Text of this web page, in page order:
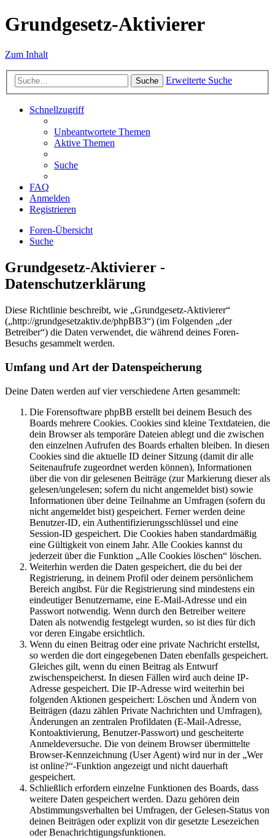
Grundgesetz-Aktivierer
Zum Inhalt
Suche Erweiterte Suche
Schnellzugriff
Unbeantwortete Themen
Aktive Themen
Suche
FAQ
Anmelden
Registrieren
Foren-Übersicht
Suche
Grundgesetz-Aktivierer -
Datenschutzerklärung
Diese Richtlinie beschreibt, wie „Grundgesetz-Aktivierer“
(„http://grundgesetzaktiv.de/phpBB3“) (im Folgenden „der
Betreiber“) die Daten verwendet, die während deines Foren-
Besuchs gesammelt werden.
Umfang und Art der Datenspeicherung
Deine Daten werden auf vier verschiedene Arten gesammelt:
Die Forensoftware phpBB erstellt bei deinem Besuch des
Boards mehrere Cookies. Cookies sind kleine Textdateien, die
dein Browser als temporäre Dateien ablegt und die zwischen
den einzelnen Aufrufen des Boards erhalten bleiben. In diesen
Cookies sind die aktuelle ID deiner Sitzung (damit dir alle
Seitenaufrufe zugeordnet werden können), Informationen
über die von dir gelesenen Beiträge (zur Markierung dieser als
gelesen/ungelesen; sofern du nicht angemeldet bist) sowie
Informationen über deine Teilnahme an Umfragen (sofern du
nicht angemeldet bist) gespeichert. Ferner werden deine
Benutzer-ID, ein Authentifizierungsschlüssel und eine
Session-ID gespeichert. Die Cookies haben standardmäßig
eine Gültigkeit von einem Jahr. Alle Cookies kannst du
jederzeit über die Funktion „Alle Cookies löschen“ löschen.
Weiterhin werden die Daten gespeichert, die du bei der
Registrierung, in deinem Profil oder deinem persönlichem
Bereich angibst. Für die Registrierung sind mindestens ein
eindeutiger Benutzername, eine E-Mail-Adresse und ein
Passwort notwendig. Wenn durch den Betreiber weitere
Daten als notwendig festgelegt wurden, so ist dies für dich
vor deren Eingabe ersichtlich.
Wenn du einen Beitrag oder eine private Nachricht erstellst,
so werden die dort eingegebenen Daten ebenfalls gespeichert.
Gleiches gilt, wenn du einen Beitrag als Entwurf
zwischenspeicherst. In diesen Fällen wird auch deine IP-
Adresse gespeichert. Die IP-Adresse wird weiterhin bei
folgenden Aktionen gespeichert: Löschen und Ändern von
Beiträgen (dazu zählen Private Nachrichten und Umfragen),
Änderungen an zentralen Profildaten (E-Mail-Adresse,
Kontoaktivierung, Benutzer-Passwort) und gescheiterte
Anmeldeversuche. Die von deinem Browser übermittelte
Browser-Kennzeichnung (User Agent) wird nur in der „Wer
ist online?“-Funktion angezeigt und nicht dauerhaft
gespeichert.
Schließlich erfordern einzelne Funktionen des Boards, dass
weitere Daten gespeichert werden. Dazu gehören dein
Abstimmungsverhalten bei Umfragen, der Gelesen-Status von
deinen Beiträgen oder explizit von dir gesetzte Lesezeichen
oder Benachrichtigungsfunktionen.